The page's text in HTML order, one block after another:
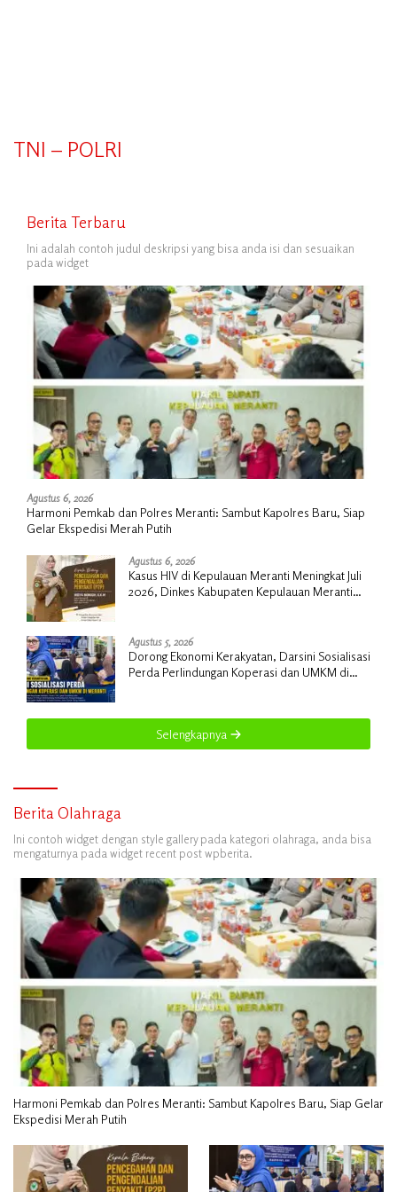
TNI – POLRI
Berita Terbaru
Ini adalah contoh judul deskripsi yang bisa anda isi dan sesuaikan
pada widget
Agustus 6, 2026
Harmoni Pemkab dan Polres Meranti: Sambut Kapolres Baru, Siap
Gelar Ekspedisi Merah Putih
Agustus 6, 2026
Kasus HIV di Kepulauan Meranti Meningkat Juli
2026, Dinkes Kabupaten Kepulauan Meranti
Agustus 5, 2026
Dorong Ekonomi Kerakyatan, Darsini Sosialisasi
Perda Perlindungan Koperasi dan UMKM di
Selengkapnya
Berita Olahraga
Ini contoh widget dengan style gallery pada kategori olahraga, anda bisa
mengaturnya pada widget recent post wpberita.
Harmoni Pemkab dan Polres Meranti: Sambut Kapolres Baru, Siap Gelar
Ekspedisi Merah Putih